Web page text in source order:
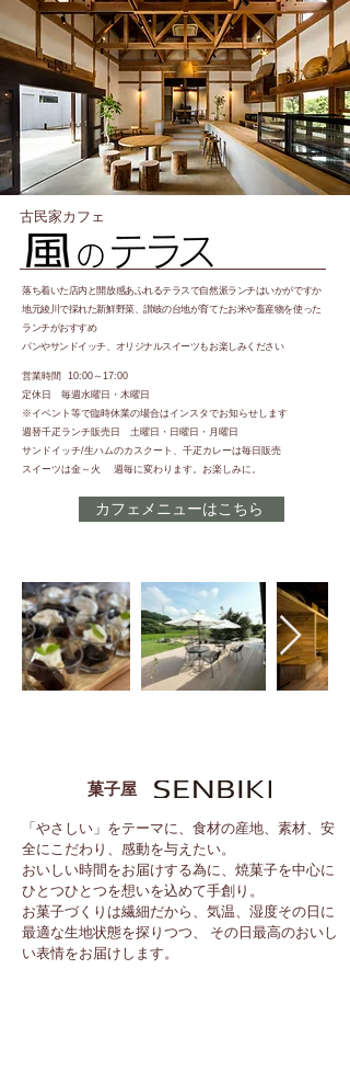
古民家カフェ
落ち着いた店内と開放感あふれるテラスで自然派ランチはいかがですか
地元綾川で採れた新鮮野菜、讃岐の台地が育てたお米や畜産物を使った
ランチがおすすめ
パンやサンドイッチ、オリジナルスイーツもお楽しみください
営業時間 10:00～17:00
定休日 毎週水曜日・木曜日
※イベント等で臨時休業の場合はインスタでお知らせします
週替千疋ランチ販売日 土曜日・日曜日・月曜日
サンドイッチ/生ハムのカスクート、千疋カレーは毎日販売
スイーツは金～火 週毎に変わります。お楽しみに。
カフェメニューはこちら
菓子屋
「やさしい」をテーマに、食材の産地、素材、安
全にこだわり、感動を与えたい。
おいしい時間をお届けする為に、焼菓子を中心に
ひとつひとつを想いを込めて手創り。
お菓子づくりは繊細だから、気温、湿度その日に
最適な生地状態を探りつつ、 その日最高のおいし
い表情をお届けします。